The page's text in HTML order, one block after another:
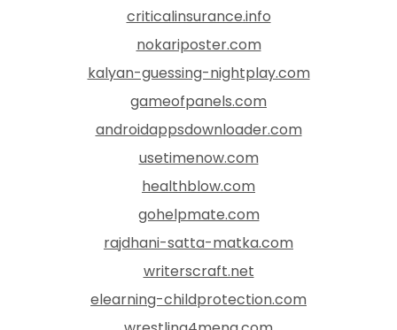
criticalinsurance.info
nokariposter.com
kalyan-guessing-nightplay.com
gameofpanels.com
androidappsdownloader.com
usetimenow.com
healthblow.com
gohelpmate.com
rajdhani-satta-matka.com
writerscraft.net
elearning-childprotection.com